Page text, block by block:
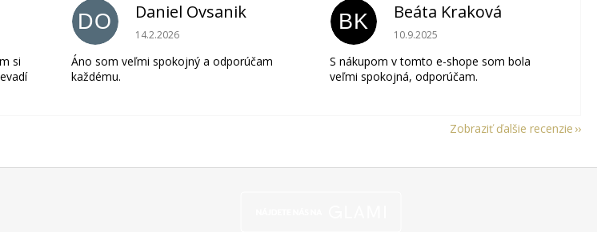
z 5 hviezdičiek.
si
DO Daniel Ovsanik
Hodnotenie obchodu je 5 z 5 hviezdičiek.
14.2.2026
Áno som veľmi spokojný a odporúčam
každému.
BK Beáta Kraková
Hodnotenie obchodu je 5 z 5
10.9.2025
S nákupom v tomto e-shope som bola
veľmi spokojná, odporúčam.
Zobraziť ďalšie recenzie